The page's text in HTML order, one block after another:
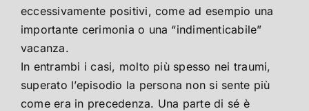
eccessivamente positivi, come ad esempio una
importante cerimonia o una “indimenticabile”
vacanza.
In entrambi i casi, molto più spesso nei traumi,
superato l’episodio la persona non si sente più
come era in precedenza. Una parte di sé è